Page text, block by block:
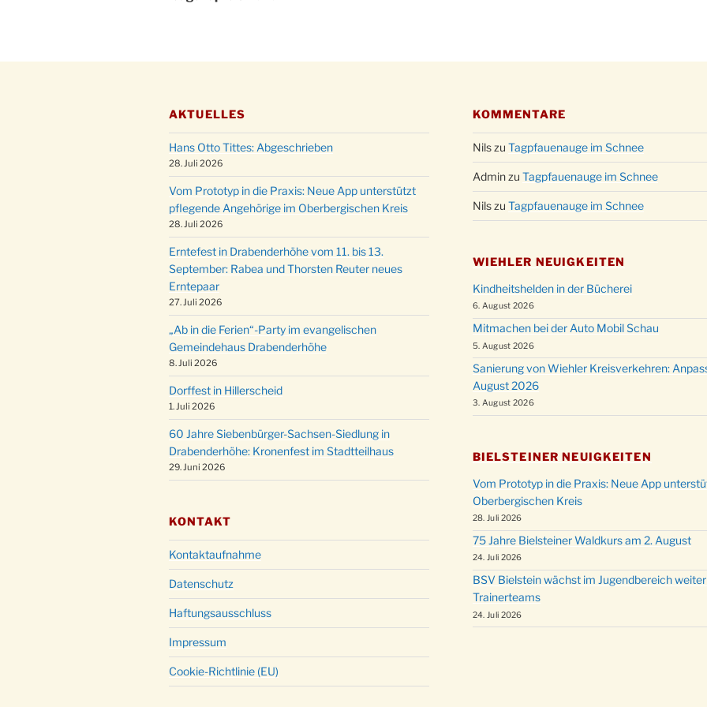
19.12.
20.12.
24.12.
Ev.
24.12.
24.12.
um
AKTUELLES
Hans Otto Tittes: Abgeschrieben
28. Juli 2026
Vom Prototyp in die Praxis: Neue App unterstützt
pflegende Angehörige im Oberbergischen Kreis
28. Juli 2026
Erntefest in Drabenderhöhe vom 11. bis 13.
September: Rabea und Thorsten Reuter neues
Erntepaar
27. Juli 2026
„Ab in die Ferien“-Party im evangelischen
Gemeindehaus Drabenderhöhe
8. Juli 2026
Dorffest in Hillerscheid
1. Juli 2026
60 Jahre Siebenbürger-Sachsen-Siedlung in
Drabenderhöhe: Kronenfest im Stadtteilhaus
29. Juni 2026
KONTAKT
Kontaktaufnahme
Datenschutz
Haftungsausschluss
Impressum
Cookie-Richtlinie (EU)
KOMMENTARE
Nilszu Tagpfauenauge im Schnee
Adminzu Tagpfauenauge im Schnee
Nilszu Tagpfauenauge im Schnee
WIEHLER NEUIGKEITEN
Kindheitshelden in der Bücherei
6. August 2026
Mitmachen bei der Auto Mobil Schau
5. August 2026
Sanierung von Wiehler Kreisverkehren:
August 2026
3. August 2026
BIELSTEINER NEUIGKEITEN
Vom Prototyp in die Praxis: Neue App
Oberbergischen Kreis
28. Juli 2026
75 Jahre Bielsteiner Waldkurs am 2. August
24. Juli 2026
BSV Bielstein wächst im Jugendbereich
Trainerteams
24. Juli 2026